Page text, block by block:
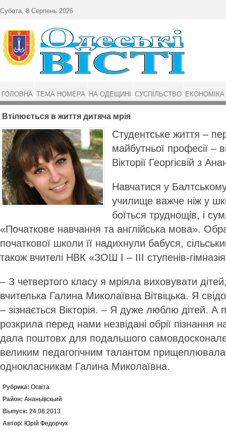
Втілюється в життя дитяча мрія
Студентське життя –
майбутньої професії –
Вікторії Георгієвій з
Навчатися у
училище важче ніж у
боїться труднощів, і
«Початкове навчання та англійська мова».
початкової школи її надихнули бабуся,
також вчителі НВК «ЗОШ І – ІІІ ступенів-
– З четвертого класу я мріяла виховувати
вчителька Галина Миколаївна Вітвіцька. Я
– зізнається Вікторія. – Я дуже люблю дітей. А
розкрила перед нами незвідані обрії пізнання
дала поштовх для подальшого
великим педагогічним талантом прищеплювала
однокласникам Галина Миколаївна.
Рубрика: Освіта
Район: Ананьївскьий
Выпуск: 24.08.2013
Автор: Юрій Федорчук
Субота, 8 Серпень 2026
ГОЛОВНА ТЕМА НОМЕРА НА ОДЕЩИНІ СУСПІЛЬСТВО ЕКОНОМІКА